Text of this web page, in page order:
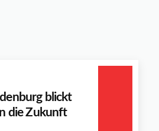
blickt
die Zukunft